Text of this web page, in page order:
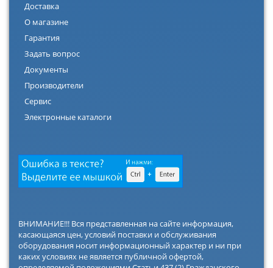
Доставка
О магазине
Гарантия
Задать вопрос
Документы
Производители
Сервис
Электронные каталоги
ВНИМАНИЕ!!! Вся представленная на сайте информация,
касающаяся цен, условий поставки и обслуживания
оборудования носит информационный характер и ни при
каких условиях не является публичной офертой,